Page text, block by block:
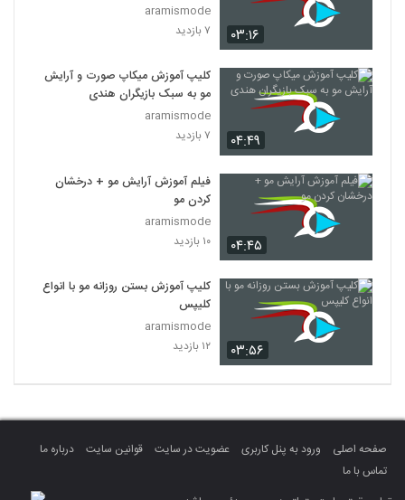
۰۳:۱۶
aramismode
۷ بازدید
۰۴:۴۹
کلیپ آموزش میکاپ صورت و آرایش
مو به سبک بازیگران هندی
aramismode
۷ بازدید
۰۴:۴۵
فیلم آموزش آرایش مو + درخشان
کردن مو
aramismode
۱۰ بازدید
۰۳:۵۶
کلیپ آموزش بستن روزانه مو با انواع
کلیپس
aramismode
۱۲ بازدید
صفحه اصلی ورود به پنل کاربری عضویت در سایت قوانین سایت
درباره ما
تماس با ما